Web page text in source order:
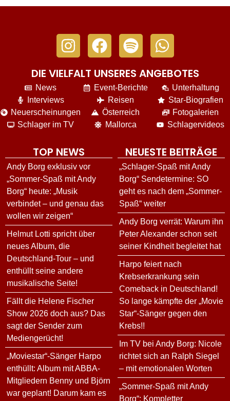
DIE VIELFALT UNSERES ANGEBOTES
News
Interviews
Neuerscheinungen
Schlager im TV
Event-Berichte
Reisen
Österreich
Mallorca
Unterhaltung
Star-Biografien
Fotogalerien
Schlagervideos
TOP NEWS
Andy Borg exklusiv vor
„Sommer-Spaß mit Andy
Borg“ heute: „Musik
verbindet – und genau das
wollen wir zeigen“
Helmut Lotti spricht über
neues Album, die
Deutschland-Tour – und
enthüllt seine andere
musikalische Seite!
Fällt die Helene Fischer
Show 2026 doch aus? Das
sagt der Sender zum
Mediengerücht!
„Moviestar“-Sänger Harpo
enthüllt: Album mit ABBA-
Mitgliedern Benny und Björn
war geplant! Darum kam es
NEUESTE BEITRÄGE
„Schlager-Spaß mit Andy
Borg“ Sendetermine: SO
geht es nach dem „Sommer-
Spaß“ weiter
Andy Borg verrät: Warum ihn
Peter Alexander schon seit
seiner Kindheit begleitet hat
Harpo feiert nach
Krebserkrankung sein
Comeback in Deutschland!
So lange kämpfte der „Movie
Star“-Sänger gegen den
Krebs!!
Im TV bei Andy Borg: Nicole
richtet sich an Ralph Siegel
– mit emotionalen Worten
„Sommer-Spaß mit Andy
Borg“: Kompletter